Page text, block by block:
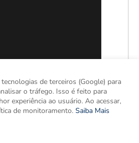
de terceiros (Google) para
o tráfego. Isso é feito para
experiência ao usuário. Ao acessar,
de monitoramento. Saiba Mais